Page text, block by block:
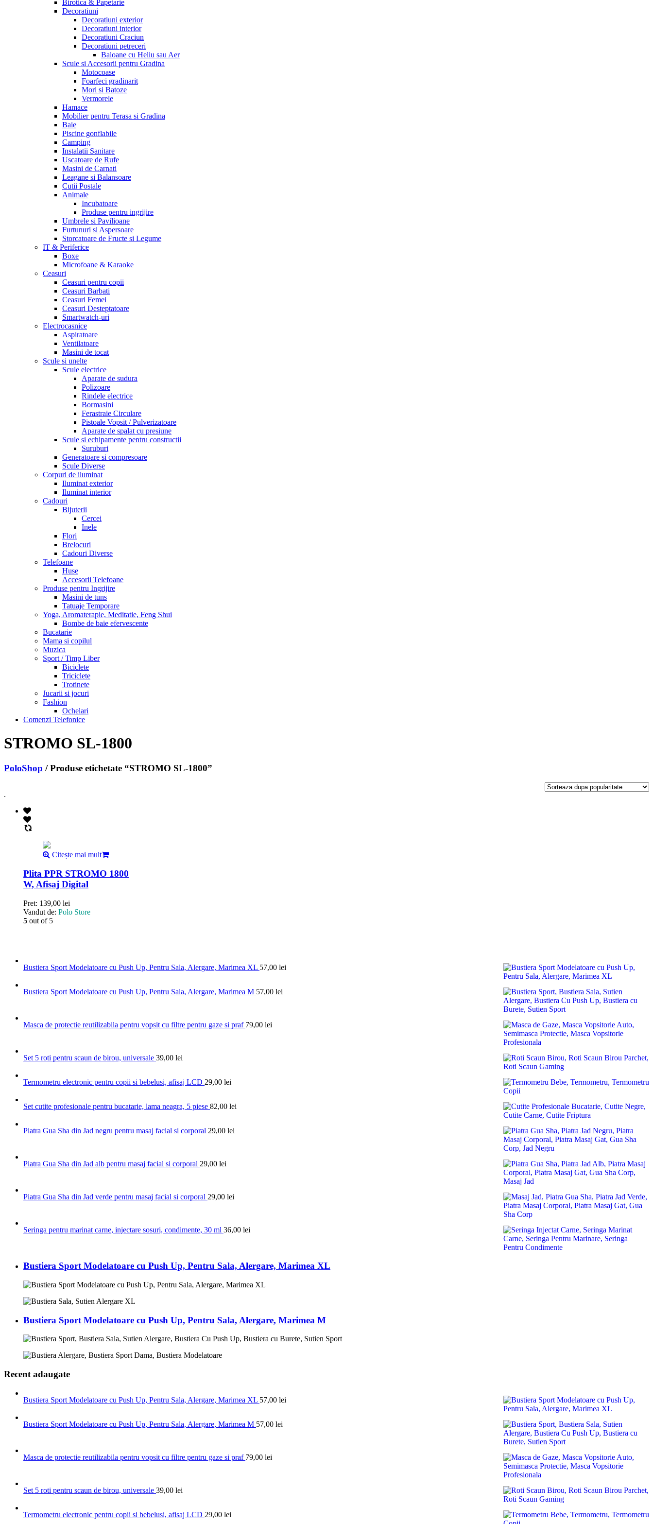
Birotica & Papetarie
Decoratiuni
Decoratiuni exterior
Decoratiuni interior
Decoratiuni Craciun
Decoratiuni petreceri
Baloane cu Heliu sau Aer
Scule si Accesorii pentru Gradina
Motocoase
Foarfeci gradinarit
Mori si Batoze
Vermorele
Hamace
Mobilier pentru Terasa si Gradina
Baie
Piscine gonflabile
Camping
Instalatii Sanitare
Uscatoare de Rufe
Masini de Carnati
Leagane si Balansoare
Cutii Postale
Animale
Incubatoare
Produse pentru ingrijire
Umbrele si Pavilioane
Furtunuri si Aspersoare
Storcatoare de Fructe si Legume
IT & Periferice
Boxe
Microfoane & Karaoke
Ceasuri
Ceasuri pentru copii
Ceasuri Barbati
Ceasuri Femei
Ceasuri Desteptatoare
Smartwatch-uri
Electrocasnice
Aspiratoare
Ventilatoare
Masini de tocat
Scule si unelte
Scule electrice
Aparate de sudura
Polizoare
Rindele electrice
Bormasini
Ferastraie Circulare
Pistoale Vopsit / Pulverizatoare
Aparate de spalat cu presiune
Scule si echipamente pentru constructii
Suruburi
Generatoare si compresoare
Scule Diverse
Corpuri de iluminat
Iluminat exterior
Iluminat interior
Cadouri
Bijuterii
Cercei
Inele
Flori
Brelocuri
Cadouri Diverse
Telefoane
Huse
Accesorii Telefoane
Produse pentru Ingrijire
Masini de tuns
Tatuaje Temporare
Yoga, Aromaterapie, Meditatie, Feng Shui
Bombe de baie efervescente
Bucatarie
Mama si copilul
Muzica
Sport / Timp Liber
Biciclete
Triciclete
Trotinete
Jucarii si jocuri
Fashion
Ochelari
Comenzi Telefonice
STROMO SL-1800
PoloShop / Produse etichetate “STROMO SL-1800”
.
Citește mai mult
Plita PPR STROMO 1800
W, Afisaj Digital
Pret: 139,00 lei
Vandut de: Polo Store
5 out of 5
Bustiera Sport Modelatoare cu Push Up, Pentru Sala, Alergare, Marimea XL 57,00 lei
Bustiera Sport Modelatoare cu Push Up, Pentru Sala, Alergare, Marimea M 57,00 lei
Masca de protectie reutilizabila pentru vopsit cu filtre pentru gaze si praf 79,00 lei
Set 5 roti pentru scaun de birou, universale 39,00 lei
Termometru electronic pentru copii si bebelusi, afisaj LCD 29,00 lei
Set cutite profesionale pentru bucatarie, lama neagra, 5 piese 82,00 lei
Piatra Gua Sha din Jad negru pentru masaj facial si corporal 29,00 lei
Piatra Gua Sha din Jad alb pentru masaj facial si corporal 29,00 lei
Piatra Gua Sha din Jad verde pentru masaj facial si corporal 29,00 lei
Seringa pentru marinat carne, injectare sosuri, condimente, 30 ml 36,00 lei
Bustiera Sport Modelatoare cu Push Up, Pentru Sala, Alergare, Marimea XL
Bustiera Sport Modelatoare cu Push Up, Pentru Sala, Alergare, Marimea M
Recent adaugate
Bustiera Sport Modelatoare cu Push Up, Pentru Sala, Alergare, Marimea XL 57,00 lei
Bustiera Sport Modelatoare cu Push Up, Pentru Sala, Alergare, Marimea M 57,00 lei
Masca de protectie reutilizabila pentru vopsit cu filtre pentru gaze si praf 79,00 lei
Set 5 roti pentru scaun de birou, universale 39,00 lei
Termometru electronic pentru copii si bebelusi, afisaj LCD 29,00 lei